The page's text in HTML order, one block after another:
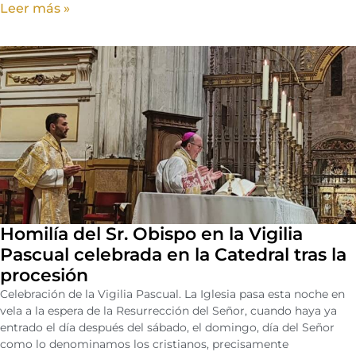
Leer más »
Homilía del Sr. Obispo en la Vigilia
Pascual celebrada en la Catedral tras la
procesión
Celebración de la Vigilia Pascual. La Iglesia pasa esta noche en
vela a la espera de la Resurrección del Señor, cuando haya ya
entrado el día después del sábado, el domingo, día del Señor
como lo denominamos los cristianos, precisamente